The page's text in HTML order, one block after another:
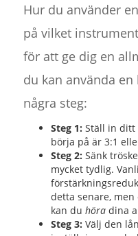
Hur du använder
på vilket
för att ge dig en
du kan använda
några steg:
Steg 1: Ställ in ditt
börja på är 3:1
Steg 2: Sänk
mycket tydlig.
detta senare,
kan du höradina
Steg 3: Välj den